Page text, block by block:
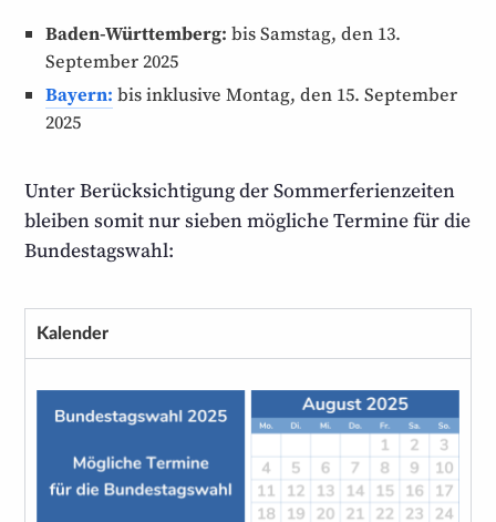
Baden-Württemberg: bis Samstag, den 13.
September 2025
Bayern: bis inklusive Montag, den 15. September
2025
Unter Berücksichtigung der Sommerferien­zeiten
bleiben somit nur sieben mögliche Termine für die
Bundestagswahl:
Kalender